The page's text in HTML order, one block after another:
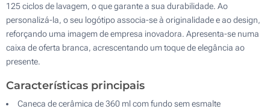
125 ciclos de lavagem, o que garante a sua durabilidade. Ao
personalizá-la, o seu logótipo associa-se à originalidade e ao design,
reforçando uma imagem de empresa inovadora. Apresenta-se numa
caixa de oferta branca, acrescentando um toque de elegância ao
presente.
Características principais
Caneca de cerâmica de 360 ml com fundo sem esmalte